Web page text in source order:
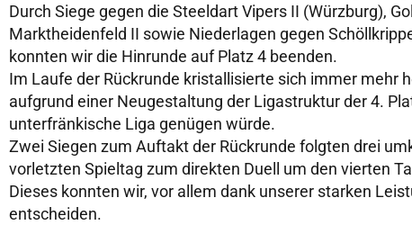
Durch Siege gegen die Steeldart Vipers II (Würzburg),
Marktheidenfeld II sowie Niederlagen gegen
konnten wir die Hinrunde auf Platz 4 beenden.
Im Laufe der Rückrunde kristallisierte sich immer mehr
aufgrund einer Neugestaltung der Ligastruktur der 4.
unterfränkische Liga genügen würde.
Zwei Siegen zum Auftakt der Rückrunde folgten drei
vorletzten Spieltag zum direkten Duell um den vierten
Dieses konnten wir, vor allem dank unserer starken
entscheiden.